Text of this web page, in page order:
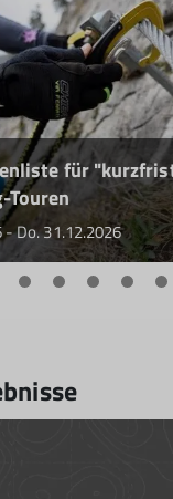
für
- Do. 31.12.2026